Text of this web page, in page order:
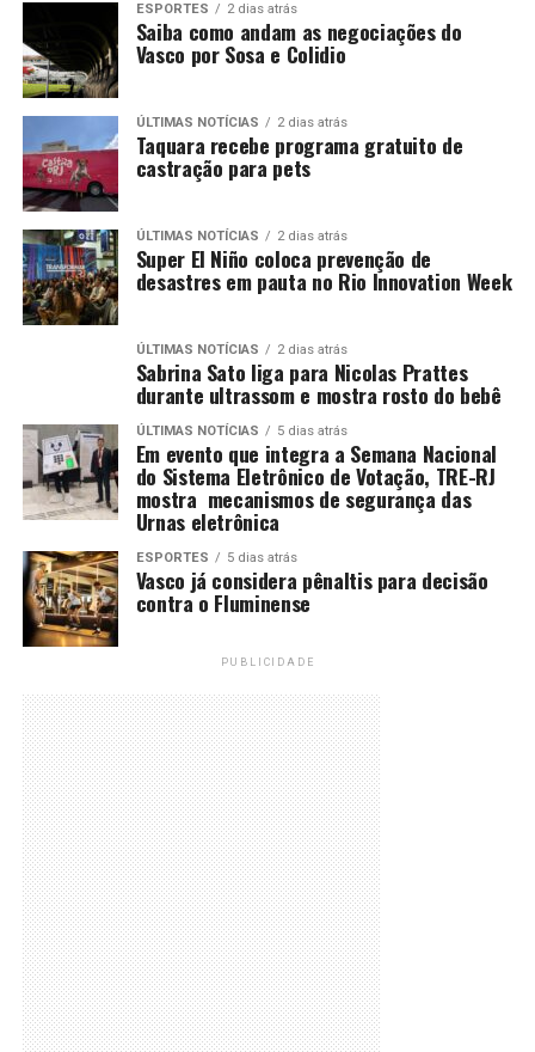
ESPORTES 2 dias atrás
Saiba como andam as negociações do
Vasco por Sosa e Colidio
ÚLTIMAS NOTÍCIAS 2 dias atrás
Taquara recebe programa gratuito de
castração para pets
ÚLTIMAS NOTÍCIAS 2 dias atrás
Super El Niño coloca prevenção de
desastres em pauta no Rio Innovation Week
ÚLTIMAS NOTÍCIAS 2 dias atrás
Sabrina Sato liga para Nicolas Prattes
durante ultrassom e mostra rosto do bebê
ÚLTIMAS NOTÍCIAS 5 dias atrás
Em evento que integra a Semana Nacional
do Sistema Eletrônico de Votação, TRE-RJ
mostra mecanismos de segurança das
Urnas eletrônica
ESPORTES 5 dias atrás
Vasco já considera pênaltis para decisão
contra o Fluminense
PUBLICIDADE